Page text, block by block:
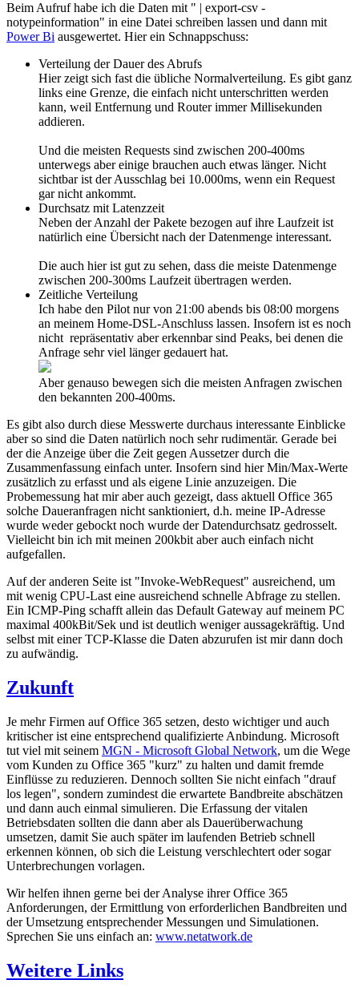
Beim Aufruf habe ich die Daten mit " | export-csv -
notypeinformation" in eine Datei schreiben lassen und dann mit
Power Bi ausgewertet. Hier ein Schnappschuss:
Verteilung der Dauer des Abrufs
Hier zeigt sich fast die übliche Normalverteilung. Es gibt ganz
links eine Grenze, die einfach nicht unterschritten werden
kann, weil Entfernung und Router immer Millisekunden
addieren.
Und die meisten Requests sind zwischen 200-400ms
unterwegs aber einige brauchen auch etwas länger. Nicht
sichtbar ist der Ausschlag bei 10.000ms, wenn ein Request
gar nicht ankommt.
Durchsatz mit Latenzzeit
Neben der Anzahl der Pakete bezogen auf ihre Laufzeit ist
natürlich eine Übersicht nach der Datenmenge interessant.
Die auch hier ist gut zu sehen, dass die meiste Datenmenge
zwischen 200-300ms Laufzeit übertragen werden.
Zeitliche Verteilung
Ich habe den Pilot nur von 21:00 abends bis 08:00 morgens
an meinem Home-DSL-Anschluss lassen. Insofern ist es noch
nicht repräsentativ aber erkennbar sind Peaks, bei denen die
Anfrage sehr viel länger gedauert hat.
Aber genauso bewegen sich die meisten Anfragen zwischen
den bekannten 200-400ms.
Es gibt also durch diese Messwerte durchaus interessante Einblicke
aber so sind die Daten natürlich noch sehr rudimentär. Gerade bei
der die Anzeige über die Zeit gegen Aussetzer durch die
Zusammenfassung einfach unter. Insofern sind hier Min/Max-Werte
zusätzlich zu erfasst und als eigene Linie anzuzeigen. Die
Probemessung hat mir aber auch gezeigt, dass aktuell Office 365
solche Daueranfragen nicht sanktioniert, d.h. meine IP-Adresse
wurde weder gebockt noch wurde der Datendurchsatz gedrosselt.
Vielleicht bin ich mit meinen 200kbit aber auch einfach nicht
aufgefallen.
Auf der anderen Seite ist "Invoke-WebRequest" ausreichend, um
mit wenig CPU-Last eine ausreichend schnelle Abfrage zu stellen.
Ein ICMP-Ping schafft allein das Default Gateway auf meinem PC
maximal 400kBit/Sek und ist deutlich weniger aussagekräftig. Und
selbst mit einer TCP-Klasse die Daten abzurufen ist mir dann doch
zu aufwändig.
Zukunft
Je mehr Firmen auf Office 365 setzen, desto wichtiger und auch
kritischer ist eine entsprechend qualifizierte Anbindung. Microsoft
tut viel mit seinem MGN - Microsoft Global Network, um die Wege
vom Kunden zu Office 365 "kurz" zu halten und damit fremde
Einflüsse zu reduzieren. Dennoch sollten Sie nicht einfach "drauf
los legen", sondern zumindest die erwartete Bandbreite abschätzen
und dann auch einmal simulieren. Die Erfassung der vitalen
Betriebsdaten sollten die dann aber als Dauerüberwachung
umsetzen, damit Sie auch später im laufenden Betrieb schnell
erkennen können, ob sich die Leistung verschlechtert oder sogar
Unterbrechungen vorlagen.
Wir helfen ihnen gerne bei der Analyse ihrer Office 365
Anforderungen, der Ermittlung von erforderlichen Bandbreiten und
der Umsetzung entsprechender Messungen und Simulationen.
Sprechen Sie uns einfach an: www.netatwork.de
Weitere Links